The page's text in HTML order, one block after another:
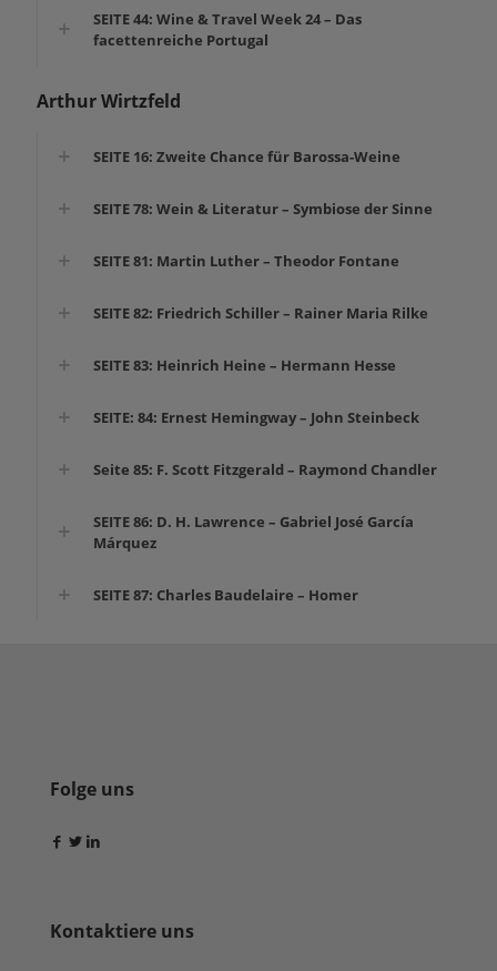
SEITE 44: Wine & Travel Week 24 – Das
facettenreiche Portugal
Arthur Wirtzfeld
SEITE 16: Zweite Chance für Barossa-Weine
SEITE 78: Wein & Literatur – Symbiose der Sinne
SEITE 81: Martin Luther – Theodor Fontane
SEITE 82: Friedrich Schiller – Rainer Maria Rilke
SEITE 83: Heinrich Heine – Hermann Hesse
SEITE: 84: Ernest Hemingway – John Steinbeck
Seite 85: F. Scott Fitzgerald – Raymond Chandler
SEITE 86: D. H. Lawrence – Gabriel José García
Márquez
SEITE 87: Charles Baudelaire – Homer
Folge uns
Kontaktiere uns